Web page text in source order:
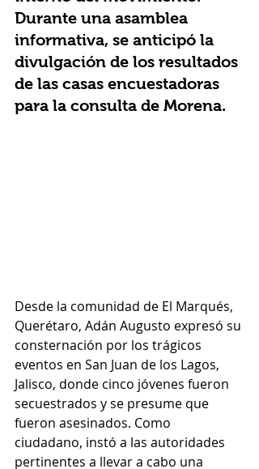
Durante una asamblea
informativa, se anticipó la
divulgación de los resultados
de las casas encuestadoras
para la consulta de Morena.
Desde la comunidad de El Marqués,
Querétaro, Adán Augusto expresó su
consternación por los trágicos
eventos en San Juan de los Lagos,
Jalisco, donde cinco jóvenes fueron
secuestrados y se presume que
fueron asesinados. Como
ciudadano, instó a las autoridades
pertinentes a llevar a cabo una